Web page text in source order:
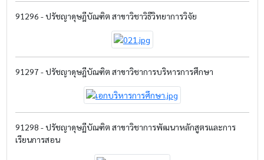
91296 - ปรัชญาดุษฎีบัณฑิต สาขาวิชาวิธีวิทยาการวิจัย
91297 - ปรัชญาดุษฎีบัณฑิต สาขาวิชาการบริหารการศึกษา
91298 - ปรัชญาดุษฏีบัณฑิต สาขาวิชาการพัฒนาหลักสูตรและการ
เรียนการสอน